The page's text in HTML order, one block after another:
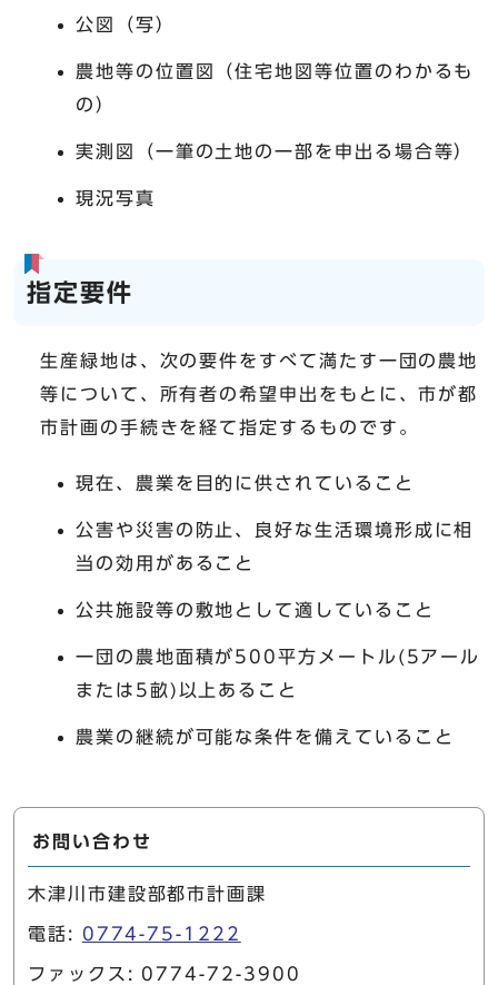
公図（写）
農地等の位置図（住宅地図等位置のわかるも
の）
実測図（一筆の土地の一部を申出る場合等）
現況写真
指定要件
生産緑地は、次の要件をすべて満たす一団の農地
等について、所有者の希望申出をもとに、市が都
市計画の手続きを経て指定するものです。
現在、農業を目的に供されていること
公害や災害の防止、良好な生活環境形成に相
当の効用があること
公共施設等の敷地として適していること
一団の農地面積が500平方メートル(5アール
または5畝)以上あること
農業の継続が可能な条件を備えていること
お問い合わせ
木津川市建設部都市計画課
電話: 0774-75-1222
ファックス: 0774-72-3900